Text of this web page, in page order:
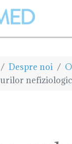
Despre noi